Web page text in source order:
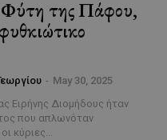
Φύτη της Πάφου,
- May 30, 2025
Ειρήνης Διομήδους ήταν
που απλωνόταν
κύριες...